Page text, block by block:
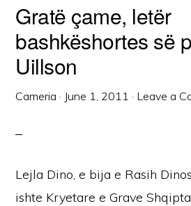
Gratë çame, letër
bashkëshortes së
Uillson
Cameria · June 1, 2011 · Leave a
Lejla Dino, e bija e Rasih
ishte Kryetare e Grave